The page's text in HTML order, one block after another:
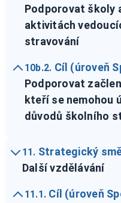
Podporovat školy
aktivitách
stravování
10b.2. Cíl (úroveň
Podporovat
kteří se nemohou
důvodů školního
11. Strategický
Další vzdělávání
11.1. Cíl (úroveň